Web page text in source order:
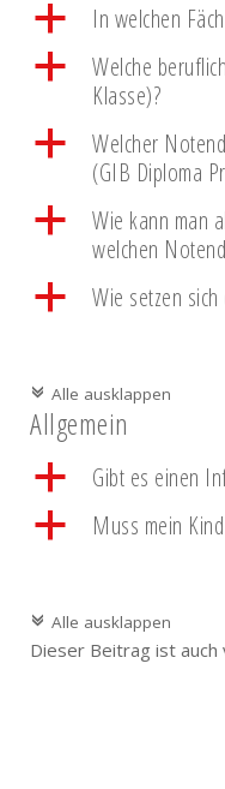
a In welchen
a
Welche
Klasse)?
a
Welcher
(GIB Diploma
a
Wie kann man
welchen
a Wie setzen
c Alle ausklappen
Allgemein
a Gibt es einen
a Muss mein
c Alle ausklappen
Dieser Beitrag ist auch